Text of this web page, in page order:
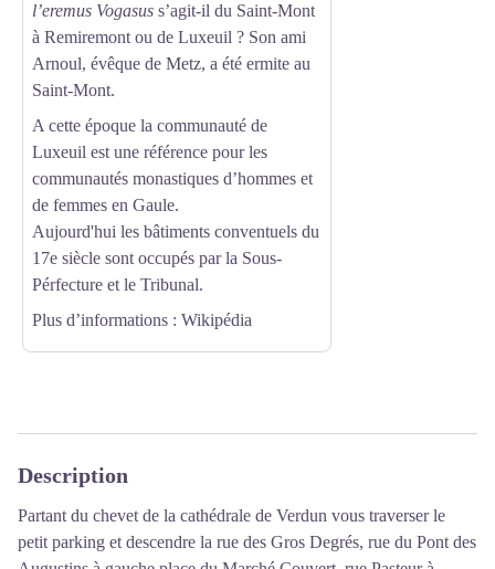
l’eremus Vogasus s’agit-il du Saint-Mont
à Remiremont ou de Luxeuil ? Son ami
Arnoul, évêque de Metz, a été ermite au
Saint-Mont.
A cette époque la communauté de
Luxeuil est une référence pour les
communautés monastiques d’hommes et
de femmes en Gaule.
Aujourd'hui les bâtiments conventuels du
17e siècle sont occupés par la Sous-
Pérfecture et le Tribunal.
Plus d’informations : Wikipédia
Description
Partant du chevet de la cathédrale de Verdun vous traverser le
petit parking et descendre la rue des Gros Degrés, rue du Pont des